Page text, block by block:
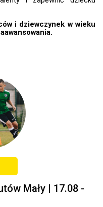
i dziewczynek w wieku
Mały | 17.08 -